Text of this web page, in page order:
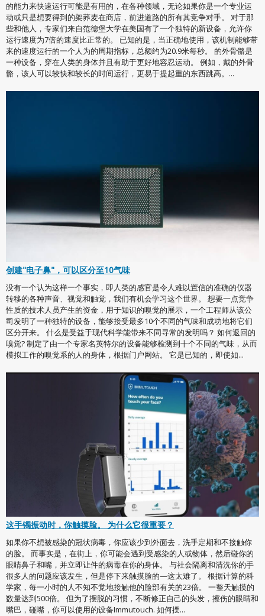
的能力来快速运行可能是有用的，在各种领域，无论如果你是一个专业运
动或只是想要得到的架荞麦在商店，前进道路的所有其竞争对手。 对于那
些和他人，专家们来自范德堡大学在美国有了一个独特的新设备，允许你
运行速度为7倍的速度比正常的。 已知的是，当正确地使用，该机制能够带
来的速度运行的一个人为的周期指标，总额约为20.9米每秒。 的外骨骼是
一种设备，穿在人类的身体并且有助于更好地容忍运动。 例如，戴的外骨
骼，该人可以较快和较长的时间运行，更易于提起重的东西跳高。...
创建"电子鼻"，可以区分至10气味
没有一个认为这样一个事实，即人类的感官是令人难以置信的准确的仪器
转移的各种声音、视觉和触觉，我们有机会学习这个世界。 想要一点竞争
性质的技术人员产生的资金，用于知识的嗅觉的展示，一个工程师从该公
司发明了一种独特的设备，能够接受最多10个不同的气味和成功地将它们
区分开来。 什么是受益于现代科学能带来不同寻常的发明吗？ 如何返回的
嗅觉? 制定了由一个专家名英特尔的设备能够检测到十个不同的气味，从而
模拟工作的嗅觉系的人的身体，根据门户网站。 它是已知的，即使如...
这手镯振动时，你触摸脸。 为什么它很重要？
如果你不想被感染的冠状病毒，你应该少到外面去，洗手定期和不接触你
的脸。 而事实是，在街上，你可能会遇到受感染的人或物体，然后碰你的
眼睛鼻子和嘴，并立即让件的病毒在你的身体。 与社会隔离和清洗你的手
很多人的问题应该发生，但是停下来触摸脸的—这太难了。 根据计算的科
学家，每一小时的人不知不觉地接触他的脸部有关的23倍。 一整天触摸的
数量达到500倍。 但为了摆脱的习惯，不断修正自己的头发，擦伤的眼睛和
嘴巴，碰嘴，你可以使用的设备Immutouch. 如何摆...